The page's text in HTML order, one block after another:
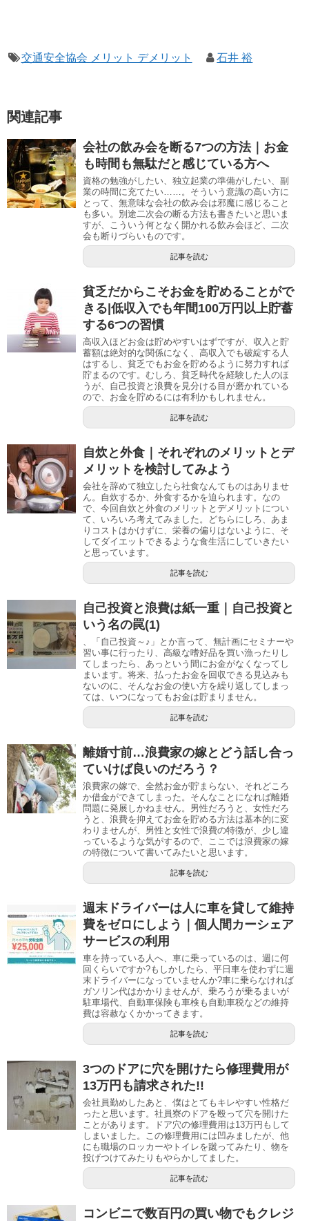
交通安全協会 メリット デメリット 石井 裕
関連記事
会社の飲み会を断る7つの方法｜お金
も時間も無駄だと感じている方へ
資格の勉強がしたい、独立起業の準備がしたい、副
業の時間に充てたい……。そういう意識の高い方に
とって、無意味な会社の飲み会は邪魔に感じること
も多い。別途二次会の断る方法も書きたいと思いま
すが、こういう何となく開かれる飲み会ほど、二次
会も断りづらいものです。
記事を読む
貧乏だからこそお金を貯めることがで
きる|低収入でも年間100万円以上貯蓄
する6つの習慣
高収入ほどお金は貯めやすいはずですが、収入と貯
蓄額は絶対的な関係になく、高収入でも破綻する人
はするし、貧乏でもお金を貯めるように努力すれば
貯まるのです。むしろ、貧乏時代を経験した人のほ
うが、自己投資と浪費を見分ける目が磨かれている
ので、お金を貯めるには有利かもしれません。
記事を読む
自炊と外食｜それぞれのメリットとデ
メリットを検討してみよう
会社を辞めて独立したら社食なんてものはありませ
ん。自炊するか、外食するかを迫られます。なの
で、今回自炊と外食のメリットとデメリットについ
て、いろいろ考えてみました。どちらにしろ、あま
りコストはかけずに、栄養の偏りはないように、そ
してダイエットできるような食生活にしていきたい
と思っています。
記事を読む
自己投資と浪費は紙一重｜自己投資と
いう名の罠(1)
、「自己投資～♪」とか言って、無計画にセミナーや
習い事に行ったり、高級な嗜好品を買い漁ったりし
てしまったら、あっという間にお金がなくなってし
まいます。将来、払ったお金を回収できる見込みも
ないのに、そんなお金の使い方を繰り返してしまっ
ては、いつになってもお金は貯まりません。
記事を読む
離婚寸前…浪費家の嫁とどう話し合っ
ていけば良いのだろう？
浪費家の嫁で、全然お金が貯まらない、それどころ
か借金ができてしまった。そんなことになれば離婚
問題に発展しかねません。男性だろうと、女性だろ
うと、浪費を抑えてお金を貯める方法は基本的に変
わりませんが、男性と女性で浪費の特徴が、少し違
っているような気がするので、ここでは浪費家の嫁
の特徴について書いてみたいと思います。
記事を読む
週末ドライバーは人に車を貸して維持
費をゼロにしよう｜個人間カーシェア
サービスの利用
車を持っている人へ、車に乗っているのは、週に何
回くらいですか?もしかしたら、平日車を使わずに週
末ドライバーになっていませんか?車に乗らなければ
ガソリン代はかかりませんが、乗ろうが乗るまいが
駐車場代、自動車保険も車検も自動車税などの維持
費は容赦なくかかってきます。
記事を読む
3つのドアに穴を開けたら修理費用が
13万円も請求された!!
会社員勤めしたあと、僕はとてもキレやすい性格だ
ったと思います。社員寮のドアを殴って穴を開けた
ことがあります。ドア穴の修理費用は13万円もして
しまいました。この修理費用には凹みましたが、他
にも職場のロッカーやトイレを蹴ってみたり、物を
投げつけてみたりもやらかしてました。
記事を読む
コンビニで数百円の買い物でもクレジ